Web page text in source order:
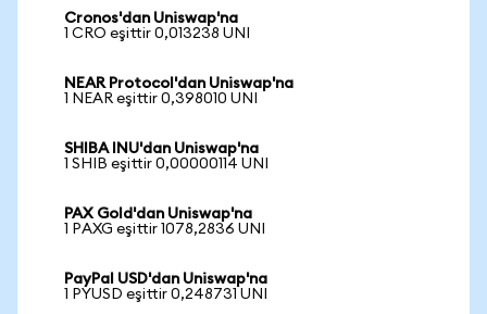
Cronos'dan Uniswap'na
1 CRO eşittir 0,013238 UNI
NEAR Protocol'dan Uniswap'na
1 NEAR eşittir 0,398010 UNI
SHIBA INU'dan Uniswap'na
1 SHIB eşittir 0,00000114 UNI
PAX Gold'dan Uniswap'na
1 PAXG eşittir 1078,2836 UNI
PayPal USD'dan Uniswap'na
1 PYUSD eşittir 0,248731 UNI